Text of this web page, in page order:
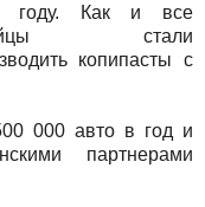
году. Как и все
стали
копипасты с
000 авто в год и
партнерами